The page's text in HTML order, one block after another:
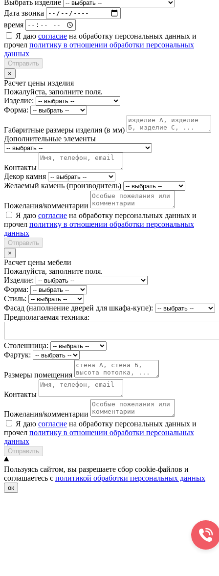
Выбрать изделие
Дата звонка
время
Я даю согласие на обработку персональных данных и
прочел политику в отношении обработки персональных
данных
Отправить
×
Расчет цены изделия
Пожалуйста, заполните поля.
Изделие:
Форма:
Габаритные размеры изделия (в мм)
Дополнительные элементы
Контакты
Декор камня
Желаемый камень (производитель)
Пожелания/комментарии
Я даю согласие на обработку персональных данных и
прочел политику в отношении обработки персональных
данных
Отправить
×
Расчет цены мебели
Пожалуйста, заполните поля.
Изделие:
Форма:
Стиль:
Фасад (наполнение дверей для шкафа-купе):
Предполагаемая техника:
Столешница:
Фартук:
Размеры помещения
Контакты
Пожелания/комментарии
Я даю согласие на обработку персональных данных и
прочел политику в отношении обработки персональных
данных
Отправить
Пользуясь сайтом, вы разрешаете сбор cookie-файлов и
соглашаетесь с политикой обработки персональных данных
ок